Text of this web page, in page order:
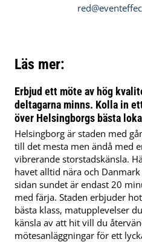
Läs mer:
Erbjud ett möte av hög
deltagarna minns. Kolla in
över Helsingborgs bästa
Helsingborg är staden med
till det mesta men ändå med
vibrerande storstadskänsla.
havet alltid nära och
sidan sundet är endast 20
med färja. Staden erbjuder
bästa klass, matupplevelser
känsla av att hit vill du
mötesanläggningar för ett